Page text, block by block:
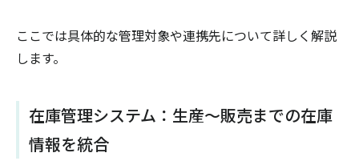
ここでは具体的な管理対象や連携先について詳しく解説
します。
在庫管理システム：生産〜販売までの在庫
情報を統合